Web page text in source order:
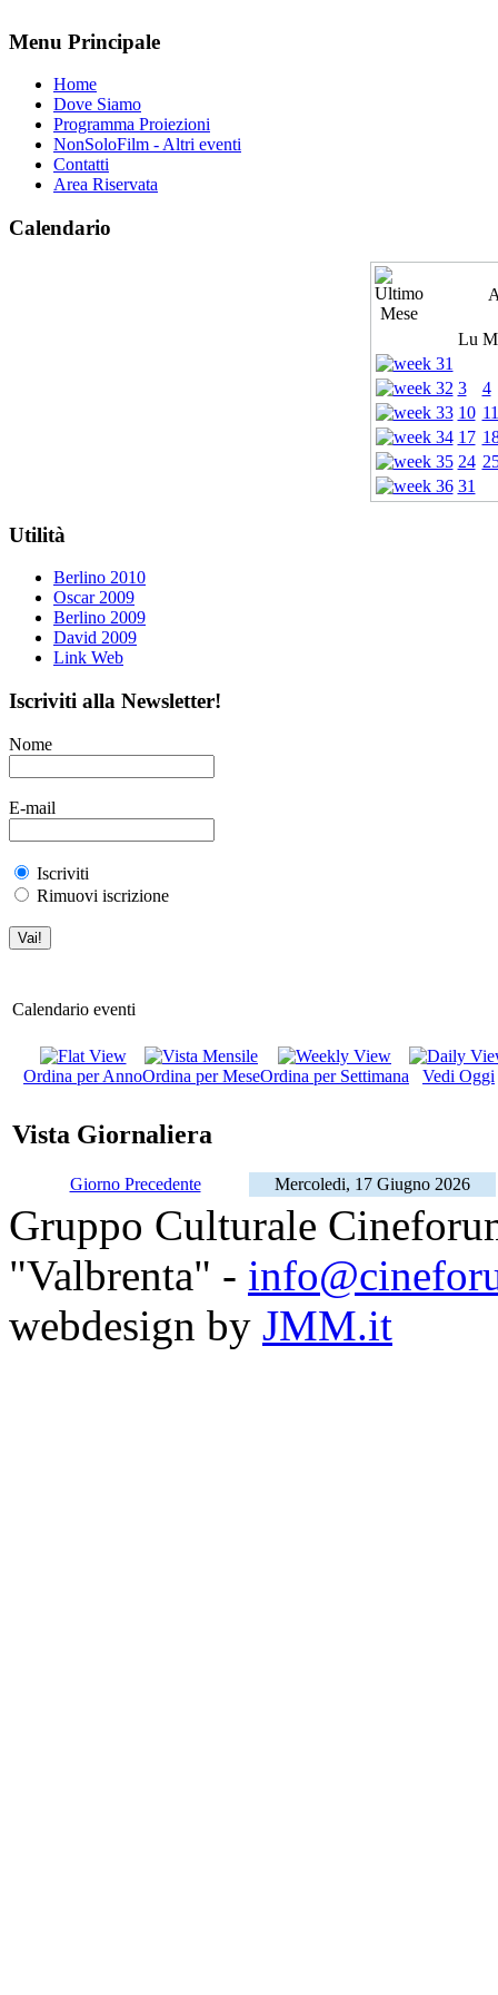
Menu Principale
Home
Dove Siamo
Programma Proiezioni
NonSoloFilm - Altri eventi
Contatti
Area Riservata
Calendario
Lu
3
4
10 11
17
24
31
Utilità
Berlino 2010
Oscar 2009
Berlino 2009
David 2009
Link Web
Iscriviti alla Newsletter!
Nome
E-mail
Iscriviti
Rimuovi iscrizione
Calendario eventi
Ordina per AnnoOrdina per MeseOrdina per Settimana Vedi Oggi
Vista Giornaliera
Giorno Precedente Mercoledi, 17 Giugno 2026
Gruppo Culturale
"Valbrenta" -
webdesign by JMM.it